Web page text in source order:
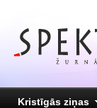
Kristīgās ziņas